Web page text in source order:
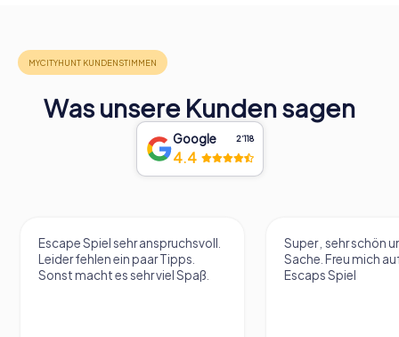
Was unsere Kunden sagen
Google 2‘118
4.4
Escape Spiel sehr anspruchsvoll.
Leider fehlen ein paar Tipps.
Sonst macht es sehr viel Spaß.
Super , sehr schön
Sache. Freu mich
Escaps Spiel